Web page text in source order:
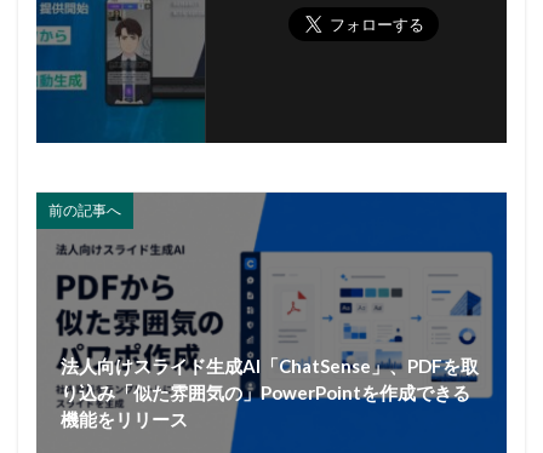
前の記事へ
法人向けスライド生成AI「ChatSense」、PDFを取
り込み「似た雰囲気の」PowerPointを作成できる
機能をリリース